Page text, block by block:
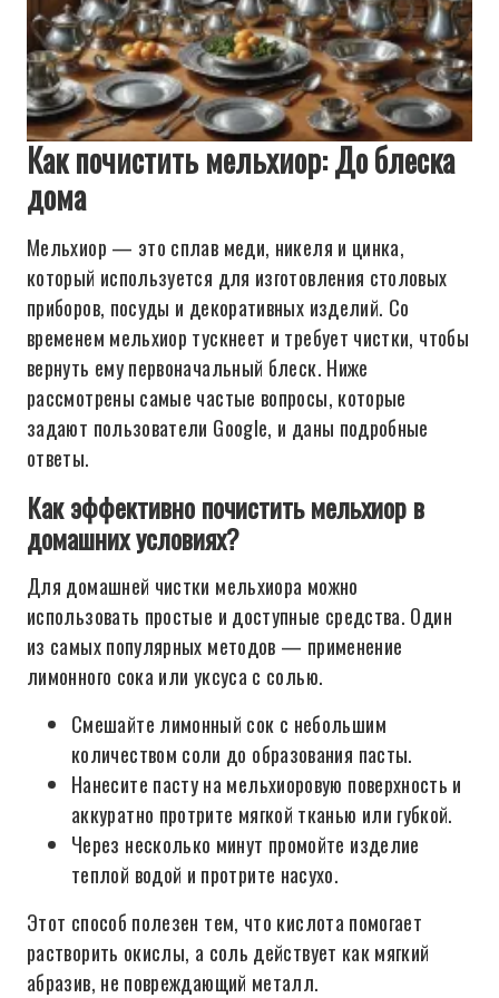
Как почистить мельхиор: До блеска
дома
Мельхиор — это сплав меди, никеля и цинка,
который используется для изготовления столовых
приборов, посуды и декоративных изделий. Со
временем мельхиор тускнеет и требует чистки, чтобы
вернуть ему первоначальный блеск. Ниже
рассмотрены самые частые вопросы, которые
задают пользователи Google, и даны подробные
ответы.
Как эффективно почистить мельхиор в
домашних условиях?
Для домашней чистки мельхиора можно
использовать простые и доступные средства. Один
из самых популярных методов — применение
лимонного сока или уксуса с солью.
Смешайте лимонный сок с небольшим
количеством соли до образования пасты.
Нанесите пасту на мельхиоровую поверхность и
аккуратно протрите мягкой тканью или губкой.
Через несколько минут промойте изделие
теплой водой и протрите насухо.
Этот способ полезен тем, что кислота помогает
растворить окислы, а соль действует как мягкий
абразив, не повреждающий металл.